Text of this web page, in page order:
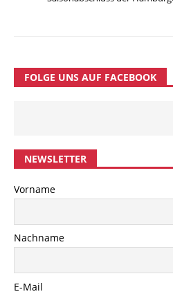
FOLGE UNS AUF FACEBOOK
NEWSLETTER
Vorname
Nachname
E-Mail